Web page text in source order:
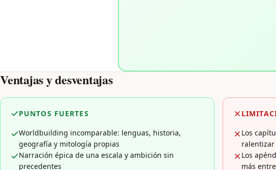
Ventajas y desventajas
PUNTOS FUERTES
Worldbuilding incomparable: lenguas, historia,
geografía y mitología propias
Narración épica de una escala y ambición sin
precedentes
Los
Los
más